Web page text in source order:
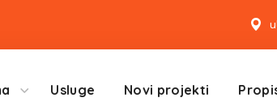
Usluge Novi projekti